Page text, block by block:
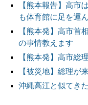
【熊本報告】高
も体育館に足を運
【熊本発】高市首
の事情教えます
【熊本発】高市総
【被災地】総理が
沖縄高江と似てき